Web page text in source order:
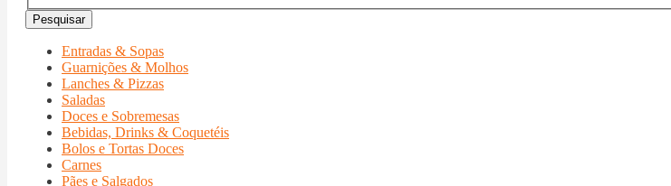
Entradas & Sopas
Guarnições & Molhos
Lanches & Pizzas
Saladas
Doces e Sobremesas
Bebidas, Drinks & Coquetéis
Bolos e Tortas Doces
Carnes
Pães e Salgados